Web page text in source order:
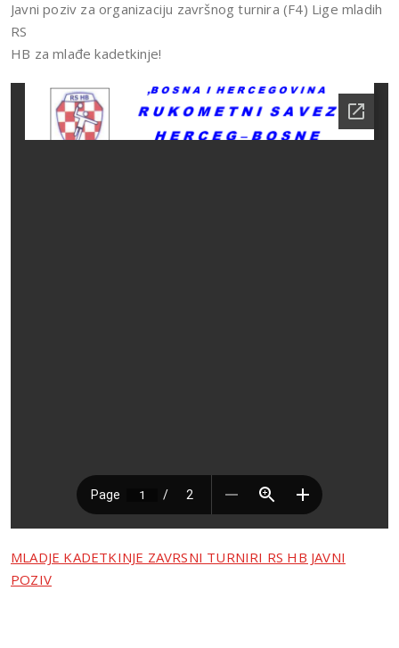
Javni poziv za organizaciju završnog turnira (F4) Lige mladih
RS
HB za mlađe kadetkinje!
MLADJE KADETKINJE ZAVRSNI TURNIRI RS HB JAVNI
POZIV